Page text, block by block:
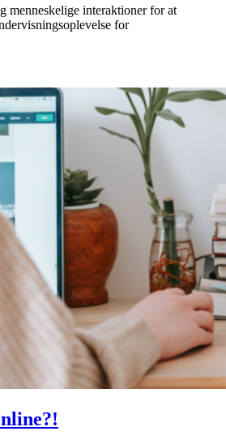
menneskelige interaktioner for at
for